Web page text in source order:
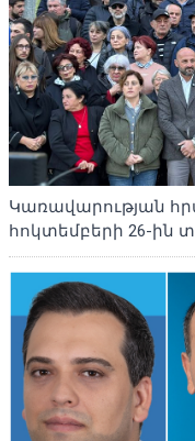
Կառավարության
հոկտեմբերի 26-ին